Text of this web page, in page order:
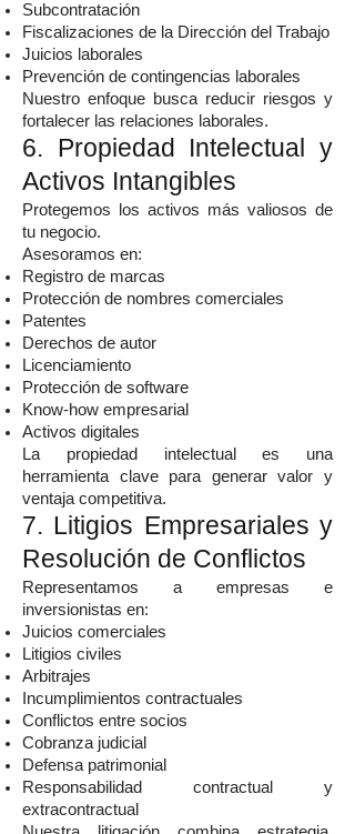
Subcontratación
Fiscalizaciones de la Dirección del Trabajo
Juicios laborales
Prevención de contingencias laborales
Nuestro enfoque busca reducir riesgos y
fortalecer las relaciones laborales.
6. Propiedad Intelectual y
Activos Intangibles
Protegemos los activos más valiosos de
tu negocio.
Asesoramos en:
Registro de marcas
Protección de nombres comerciales
Patentes
Derechos de autor
Licenciamiento
Protección de software
Know-how empresarial
Activos digitales
La propiedad intelectual es una
herramienta clave para generar valor y
ventaja competitiva.
7. Litigios Empresariales y
Resolución de Conflictos
Representamos a empresas e
inversionistas en:
Juicios comerciales
Litigios civiles
Arbitrajes
Incumplimientos contractuales
Conflictos entre socios
Cobranza judicial
Defensa patrimonial
Responsabilidad contractual y
extracontractual